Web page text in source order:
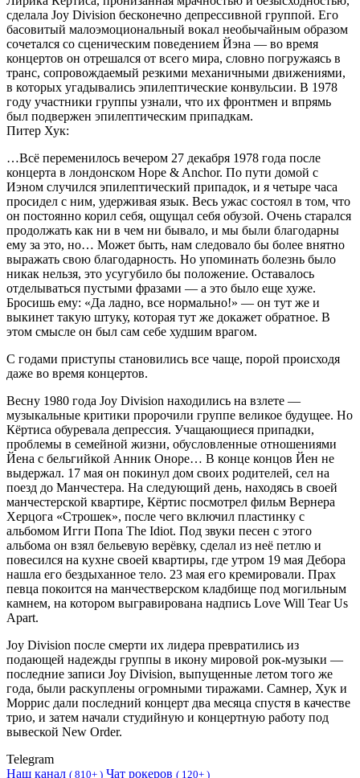
сделала Joy Division бесконечно депрессивной группой. Его
басовитый малоэмоциональный вокал необычайным образом
сочетался со сценическим поведением Йэна — во время
концертов он отрешался от всего мира, словно погружаясь в
транс, сопровождаемый резкими механичными движениями,
в которых угадывались эпилептические конвульсии. В 1978
году участники группы узнали, что их фронтмен и впрямь
был подвержен эпилептическим припадкам.
Питер Хук:
…Всё переменилось вечером 27 декабря 1978 года после
концерта в лондонском Hope & Anchor. По пути домой с
Иэном случился эпилептический припадок, и я четыре часа
просидел с ним, удерживая язык. Весь ужас состоял в том, что
он постоянно корил себя, ощущал себя обузой. Очень старался
продолжать как ни в чем ни бывало, и мы были благодарны
ему за это, но… Может быть, нам следовало бы более внятно
выражать свою благодарность. Но упоминать болезнь было
никак нельзя, это усугубило бы положение. Оставалось
отделываться пустыми фразами — а это было еще хуже.
Бросишь ему: «Да ладно, все нормально!» — он тут же и
выкинет такую штуку, которая тут же докажет обратное. В
этом смысле он был сам себе худшим врагом.
С годами приступы становились все чаще, порой происходя
даже во время концертов.
Весну 1980 года Joy Division находились на взлете —
музыкальные критики пророчили группе великое будущее. Но
Кёртиса обуревала депрессия. Учащающиеся припадки,
проблемы в семейной жизни, обусловленные отношениями
Йена с бельгийкой Анник Оноре… В конце концов Йен не
выдержал. 17 мая он покинул дом своих родителей, сел на
поезд до Манчестера. На следующий день, находясь в своей
манчестерской квартире, Кёртис посмотрел фильм Вернера
Херцога «Строшек», после чего включил пластинку с
альбомом Игги Попа The Idiot. Под звуки песен с этого
альбома он взял бельевую верёвку, сделал из неё петлю и
повесился на кухне своей квартиры, где утром 19 мая Дебора
нашла его бездыханное тело. 23 мая его кремировали. Прах
певца покоится на манчестверском кладбище под могильным
камнем, на котором выгравирована надпись Love Will Tear Us
Apart.
Joy Division после смерти их лидера превратились из
подающей надежды группы в икону мировой рок-музыки —
последние записи Joy Division, выпущенные летом того же
года, были раскуплены огромными тиражами. Самнер, Хук и
Моррис дали последний концерт два месяца спустя в качестве
трио, и затем начали студийную и концертную работу под
вывеской New Order.
Telegram
Наш канал ( 810+ ) Чат рокеров ( 120+ )